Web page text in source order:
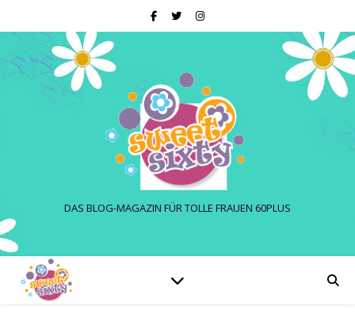
DAS BLOG-MAGAZIN FÜR TOLLE FRAUEN 60PLUS